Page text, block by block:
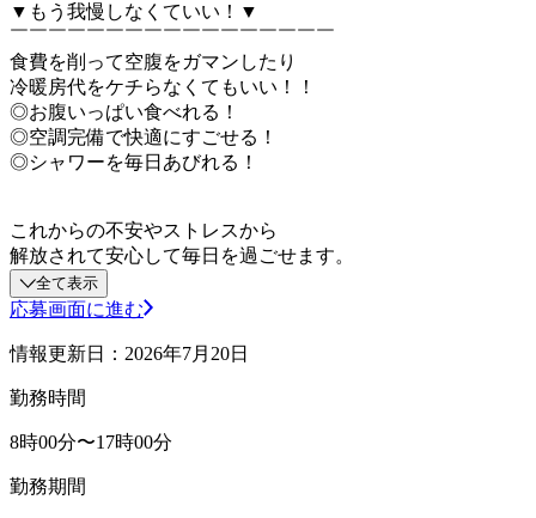
▼もう我慢しなくていい！▼
￣￣￣￣￣￣￣￣￣￣￣￣￣￣￣￣￣
食費を削って空腹をガマンしたり
冷暖房代をケチらなくてもいい！！
◎お腹いっぱい食べれる！
◎空調完備で快適にすごせる！
◎シャワーを毎日あびれる！
これからの不安やストレスから
解放されて安心して毎日を過ごせます。
全て表示
応募画面に進む
情報更新日：2026年7月20日
勤務時間
8時00分〜17時00分
勤務期間